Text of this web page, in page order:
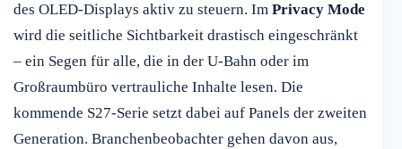
des OLED-Displays aktiv zu steuern. Im Privacy Mode
wird die seitliche Sichtbarkeit drastisch eingeschränkt
– ein Segen für alle, die in der U-Bahn oder im
Großraumbüro vertrauliche Inhalte lesen. Die
kommende S27-Serie setzt dabei auf Panels der zweiten
Generation. Branchenbeobachter gehen davon aus,